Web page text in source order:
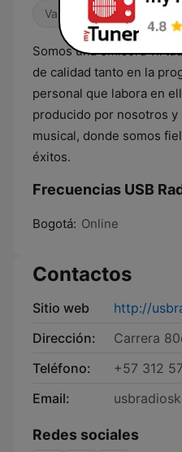
Variado Deportes
Somos una emisora
de calidad tanto en la
personal que labora en
producido por nosotros
musical, donde somos
éxitos.
Frecuencias USB
Bogotá: Online
Contactos
Sitio web
http://
Dirección:
Carrera
Teléfono:
+57 312
Email:
Redes sociales